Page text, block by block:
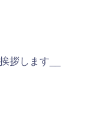
拶します__